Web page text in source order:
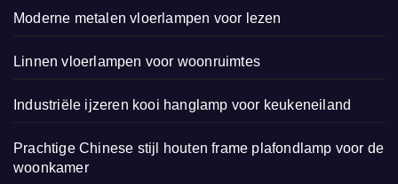
Moderne metalen vloerlampen voor lezen
Linnen vloerlampen voor woonruimtes
Industriële ijzeren kooi hanglamp voor keukeneiland
Prachtige Chinese stijl houten frame plafondlamp voor de
woonkamer